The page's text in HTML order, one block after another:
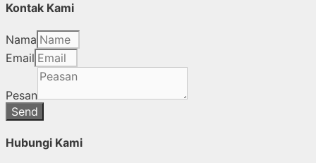
Kontak Kami
Nama
Email
Pesan
Send
Hubungi Kami